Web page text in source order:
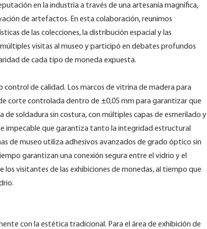
en la industria a través de una artesanía magnífica,
de artefactos. En esta colaboración, reunimos
de las colecciones, la distribución espacial y las
visitas al museo y participó en debates profundos
de cada tipo de moneda expuesta.
control de calidad. Los marcos de vitrina de madera para
corte controlada dentro de ±0,05 mm para garantizar que
soldadura sin costura, con múltiples capas de esmerilado y
impecable que garantiza tanto la integridad estructural
de museo utiliza adhesivos avanzados de grado óptico sin
garantizan una conexión segura entre el vidrio y el
visitantes de las exhibiciones de monedas, al tiempo que
con la estética tradicional. Para el área de exhibición de